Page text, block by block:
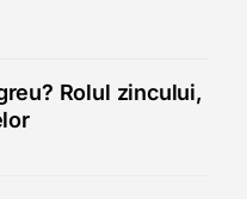
Rolul zincului,